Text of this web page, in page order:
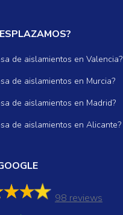
de aislamientos en Valencia?
de aislamientos en Murcia?
de aislamientos en Madrid?
de aislamientos en Alicante?
98 reviews